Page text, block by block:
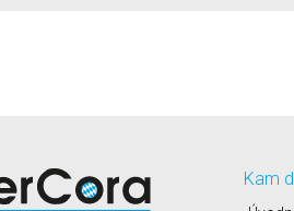
Kam